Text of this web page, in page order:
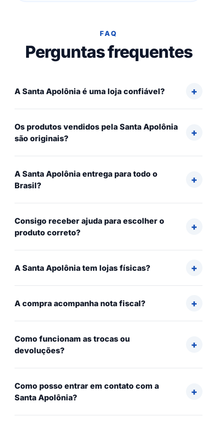
FAQ
Perguntas frequentes
A Santa Apolônia é uma loja confiável?
Os produtos vendidos pela Santa Apolônia
são originais?
A Santa Apolônia entrega para todo o
Brasil?
Consigo receber ajuda para escolher o
produto correto?
A Santa Apolônia tem lojas físicas?
A compra acompanha nota fiscal?
Como funcionam as trocas ou
devoluções?
Como posso entrar em contato com a
Santa Apolônia?